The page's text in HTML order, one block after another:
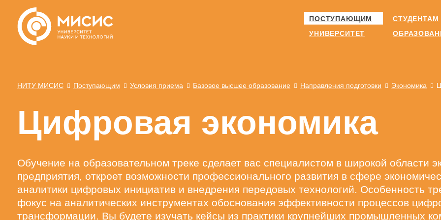
ПОСТУПАЮЩИМ СТУДЕНТАМ
УНИВЕРСИТЕТ
НИТУ МИСИС Поступающим Условия приема Базовое высшее образование Направления подготовки Экономика
Цифровая экономика
Обучение на образовательном треке сделает вас специалистом в широкой области
предприятия, откроет возможности профессионального развития в сфере
аналитики цифровых инициатив и внедрения передовых технологий. Особенность
фокус на аналитических инструментах обоснования эффективности процессов
трансформации. Вы будете изучать кейсы из практики крупнейших промышленных